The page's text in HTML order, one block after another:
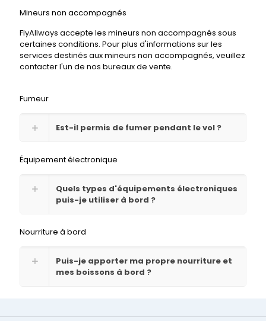
Mineurs non accompagnés
FlyAllways accepte les mineurs non accompagnés sous
certaines conditions. Pour plus d'informations sur les
services destinés aux mineurs non accompagnés, veuillez
contacter l'un de nos bureaux de vente.
Fumeur
Est-il permis de fumer pendant le vol ?
Équipement électronique
Quels types d'équipements électroniques
puis-je utiliser à bord ?
Nourriture à bord
Puis-je apporter ma propre nourriture et
mes boissons à bord ?